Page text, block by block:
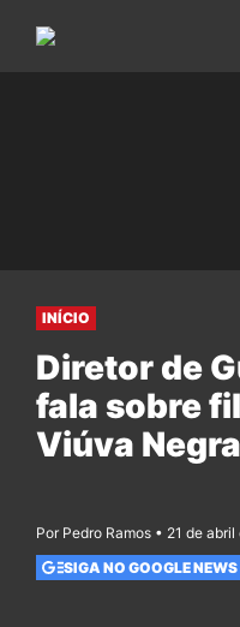
INÍCIO
Diretor de
fala sobre
Viúva
Por Pedro Ramos • 21 de
SIGA NO GOOGLE NEWS